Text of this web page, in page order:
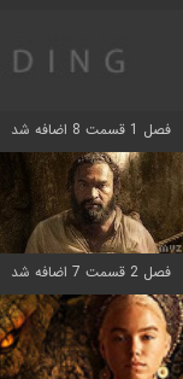
فصل 1 قسمت 8 اضافه شد
فصل 2 قسمت 7 اضافه شد